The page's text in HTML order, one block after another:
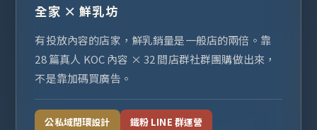
全家 × 鮮乳坊
有投放內容的店家，鮮乳銷量是一般店的兩倍。靠
28 篇真人 KOC 內容 × 32 間店群社群團購做出來，
不是靠加碼買廣告。
公私域閉環設計 鐵粉 LINE 群運營